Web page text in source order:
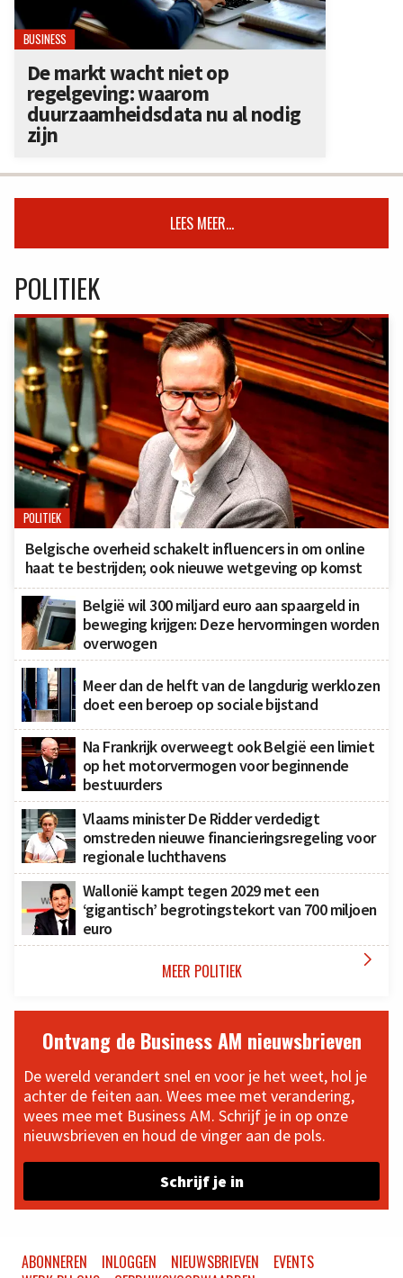
BUSINESS
De markt wacht niet op
regelgeving: waarom
duurzaamheidsdata nu al nodig
zijn
LEES MEER...
POLITIEK
POLITIEK
Belgische overheid schakelt influencers in om online
haat te bestrijden; ook nieuwe wetgeving op komst
België wil 300 miljard euro aan spaargeld in
beweging krijgen: Deze hervormingen worden
overwogen
Meer dan de helft van de langdurig werklozen
doet een beroep op sociale bijstand
Na Frankrijk overweegt ook België een limiet
op het motorvermogen voor beginnende
bestuurders
Vlaams minister De Ridder verdedigt
omstreden nieuwe financieringsregeling voor
regionale luchthavens
Wallonië kampt tegen 2029 met een
‘gigantisch’ begrotingstekort van 700 miljoen
euro
MEER POLITIEK 
Ontvang de Business AM nieuwsbrieven
De wereld verandert snel en voor je het weet, hol je
achter de feiten aan. Wees mee met verandering,
wees mee met Business AM. Schrijf je in op onze
nieuwsbrieven en houd de vinger aan de pols.
Schrijf je in
ABONNEREN INLOGGEN NIEUWSBRIEVEN
EVENTS